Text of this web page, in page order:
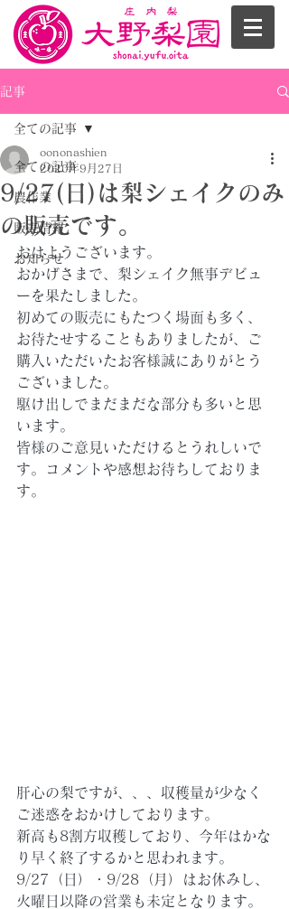
記事
全ての記事
農作業
販売情報
お知らせ
全ての記事
9/27(日)は梨シェイクのみ
の販売です。
oononashien
2020年9月27日
おはようございます。
おかげさまで、梨シェイク無事デビュ
ーを果たしました。
初めての販売にもたつく場面も多く、
お待たせすることもありましたが、ご
購入いただいたお客様誠にありがとう
ございました。
駆け出しでまだまだな部分も多いと思
います。
皆様のご意見いただけるとうれしいで
す。コメントや感想お待ちしておりま
す。
肝心の梨ですが、、、収穫量が少なく
ご迷惑をおかけしております。
新高も8割方収穫しており、今年はかな
り早く終了するかと思われます。
9/27（日）・9/28（月）はお休みし、
火曜日以降の営業も未定となります。